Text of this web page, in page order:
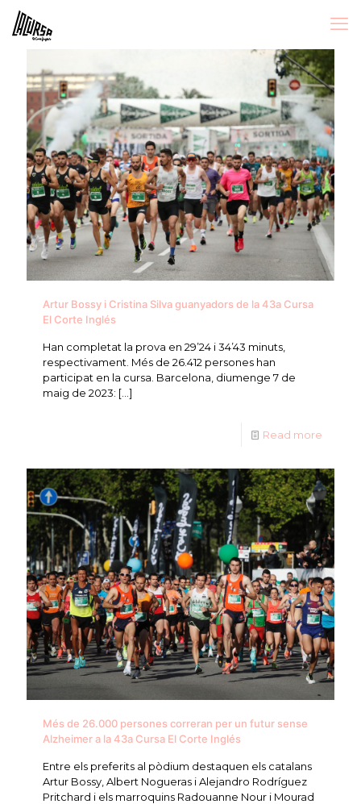
Artur Bossy i Cristina Silva guanyadors de la 43a Cursa
El Corte Inglés
Han completat la prova en 29’24 i 34’43 minuts,
respectivament. Més de 26.412 persones han
participat en la cursa. Barcelona, diumenge 7 de
maig de 2023: […]
Read more
Més de 26.000 persones correran per un futur sense
Alzheimer a la 43a Cursa El Corte Inglés
Entre els preferits al pòdium destaquen els catalans
Artur Bossy, Albert Nogueras i Alejandro Rodríguez
Pritchard i els marroquins Radouanne Nour i Mourad